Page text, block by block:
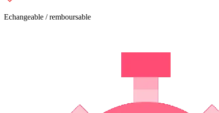
Echangeable / remboursable